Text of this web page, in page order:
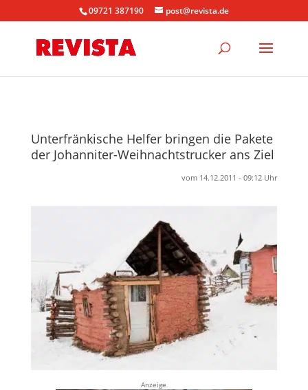
09721 387190 post@revista.de
Unterfränkische Helfer bringen die Pakete
der Johanniter-Weihnachtstrucker ans Ziel
vom 14.12.2011 - 09:12 Uhr
Anzeige